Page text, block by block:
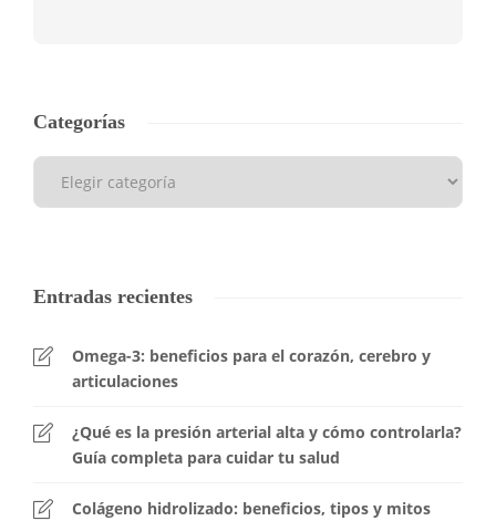
Categorías
Entradas recientes
Omega-3: beneficios para el corazón, cerebro y
articulaciones
¿Qué es la presión arterial alta y cómo controlarla?
Guía completa para cuidar tu salud
Colágeno hidrolizado: beneficios, tipos y mitos